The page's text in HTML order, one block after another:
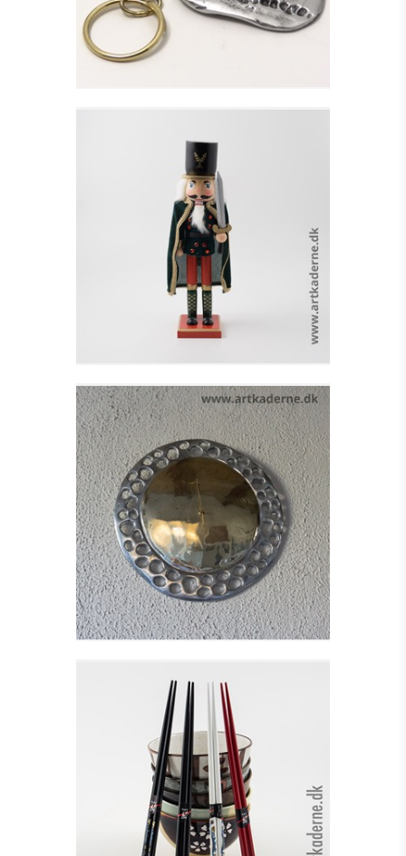
SOLDAT M.GRØN
KAPPE OG SVÆRD
Se detajler
VÆGUR - RADIUM
WALL
Se detajler
SÆT MED SPISEPINDE I
TRÆ
Se detajler